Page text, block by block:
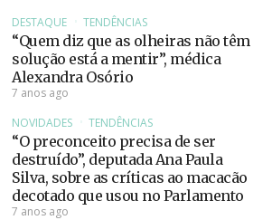
DESTAQUE
TENDÊNCIAS
“Quem diz que as olheiras não têm
solução está a mentir”, médica
Alexandra Osório
7 anos ago
NOVIDADES
TENDÊNCIAS
“O preconceito precisa de ser
destruído”, deputada Ana Paula
Silva, sobre as críticas ao macacão
decotado que usou no Parlamento
7 anos ago